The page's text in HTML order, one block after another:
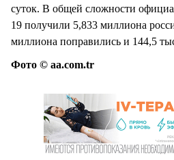
суток. В общей сложности
19 получили 5,833 миллиона
миллиона поправились и 144,5
Фото © aa.com.tr